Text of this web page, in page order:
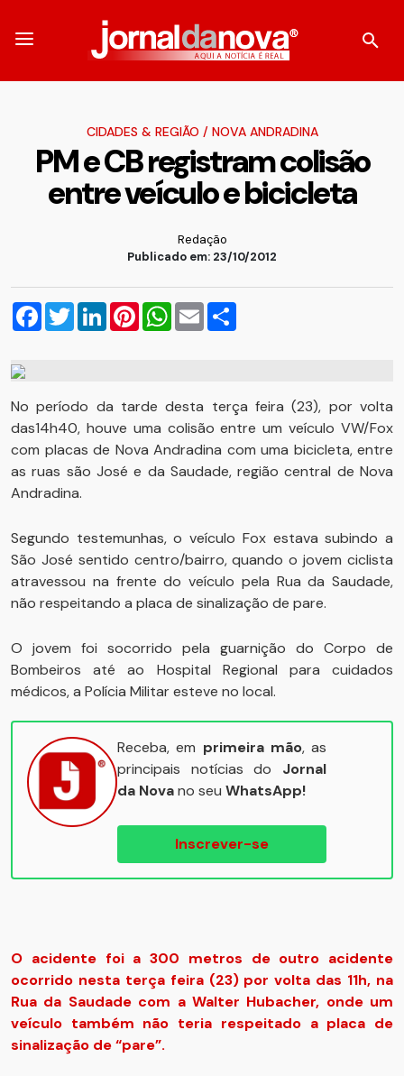
CIDADES & REGIÃO / NOVA ANDRADINA
PM e CB registram colisão
entre veículo e bicicleta
Redação
Publicado em: 23/10/2012
Facebook
TwitterLinkedInPinterestWhatsApp
Email
No período da tarde desta terça feira (23), por volta
das14h40, houve uma colisão entre um veículo VW/Fox
com placas de Nova Andradina com uma bicicleta, entre
as ruas são José e da Saudade, região central de Nova
Andradina.
Segundo testemunhas, o veículo Fox estava subindo a
São José sentido centro/bairro, quando o jovem ciclista
atravessou na frente do veículo pela Rua da Saudade,
não respeitando a placa de sinalização de pare.
O jovem foi socorrido pela guarnição do Corpo de
Bombeiros até ao Hospital Regional para cuidados
médicos, a Polícia Militar esteve no local.
Receba, em primeira mão, as
principais notícias do Jornal
da Novano seu WhatsApp!
Inscrever-se
O acidente foi a 300 metros de outro acidente
ocorrido nesta terça feira (23) por volta das 11h, na
Rua da Saudade com a Walter Hubacher, onde um
veículo também não teria respeitado a placa de
sinalização de “pare”.